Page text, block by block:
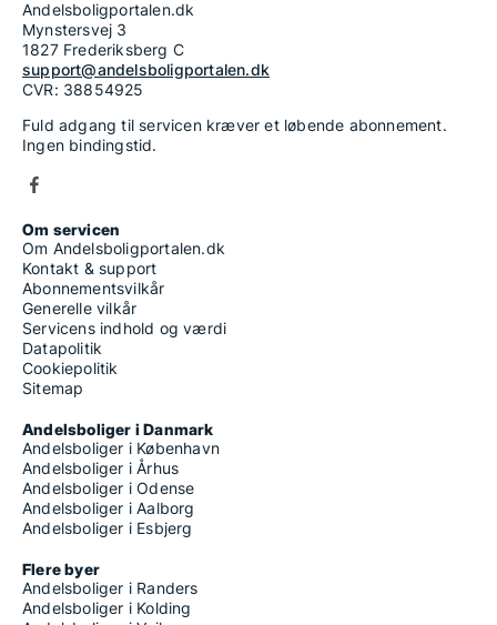
Andelsboligportalen.dk
Mynstersvej 3
1827 Frederiksberg C
support@andelsboligportalen.dk
CVR: 38854925
Fuld adgang til servicen kræver et løbende abonnement.
Ingen bindingstid.
Om servicen
Om Andelsboligportalen.dk
Kontakt & support
Abonnementsvilkår
Generelle vilkår
Servicens indhold og værdi
Datapolitik
Cookiepolitik
Sitemap
Andelsboliger i Danmark
Andelsboliger i København
Andelsboliger i Århus
Andelsboliger i Odense
Andelsboliger i Aalborg
Andelsboliger i Esbjerg
Flere byer
Andelsboliger i Randers
Andelsboliger i Kolding